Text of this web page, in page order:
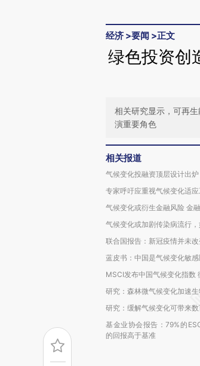
经济 >要闻 >正文
绿色投资创
相关研究显示，可再
演重要角色
相关报道
气候变化投融资顶层设计出
专家呼吁应重视气候变化适
气候变化或衍生金融风险 金
气候变化或加剧传染病流行
联合国报告：新冠疫情并未
蓝皮书：中国是气候变化敏
MSCI发布中国气候变化指数
研究：森林微气候变化加速
研究：缓解气候变化可带来
基金业协会报告：79%的
的回报高于基准